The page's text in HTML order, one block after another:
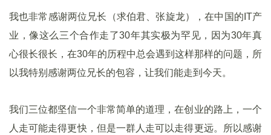
我也非常感谢两位兄长（求伯君、张旋龙），在中国的IT产
业，像这么三个合作走了30年其实极为罕见，因为30年真
心很长很长，在30年的历程中总会遇到这样那样的问题，所
以我特别感谢两位兄长的包容，让我们能走到今天。
我们三位都坚信一个非常简单的道理，在创业的路上，一个
人走可能走得更快，但是一群人走可以走得更远。所以感谢